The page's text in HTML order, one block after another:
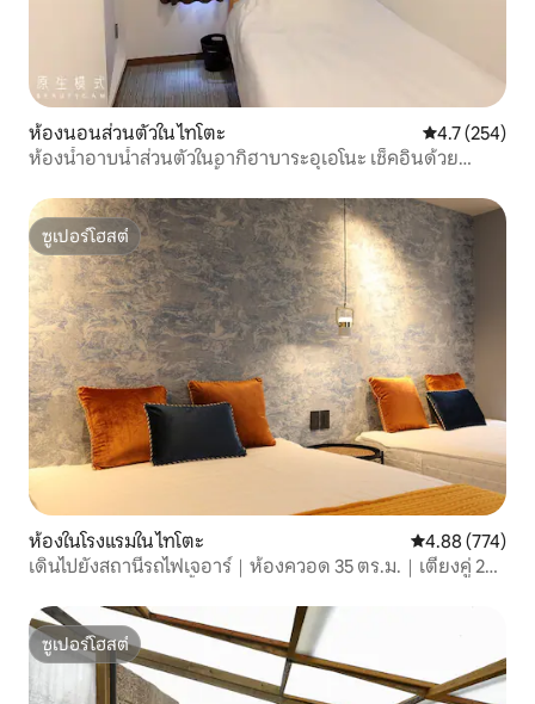
ห้องนอนส่วนตัวใน ไทโตะ คะแนนเฉลี่ย
4.7 (254)
ห้องน้ำอาบน้ำส่วนตัวในอากิฮาบาระอุเอโนะ เช็คอินด้วย
มากมายอยู่ใกล้เคียงและมีรถไฟใต้ดินหลายสายเพื่อความ
สะดวกในการเดินทาง Wi-Fi ฟรีและบริการฝากสัมภาระ
ซูเปอร์โฮสต์
ซูเปอร์โฮสต์
ห้องในโรงแรมใน ไทโตะ คะแนนเฉลี่ย
4.88 (774)
เดินไปยังสถานีรถไฟเจอาร์｜ห้องควอด 35 ตร.ม.｜เตียงคู่ 2
ซูเปอร์โฮสต์
ซูเปอร์โฮสต์